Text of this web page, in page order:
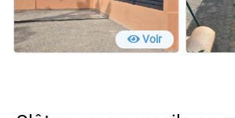
Voir